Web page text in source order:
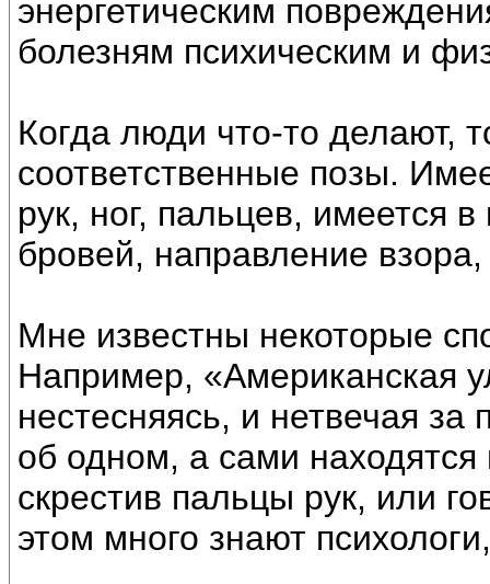
энергетическим
болезням психическим и
Когда люди что-то делают,
соответственные позы.
рук, ног, пальцев, имеется
бровей, направление взора,
Мне известны некоторые
Например, «Американская
нестесняясь, и нетвечая за
об одном, а сами
скрестив пальцы рук, или
этом много знают